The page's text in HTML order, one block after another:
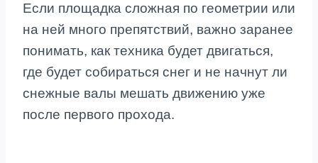
Если площадка сложная по геометрии или
на ней много препятствий, важно заранее
понимать, как техника будет двигаться,
где будет собираться снег и не начнут ли
снежные валы мешать движению уже
после первого прохода.